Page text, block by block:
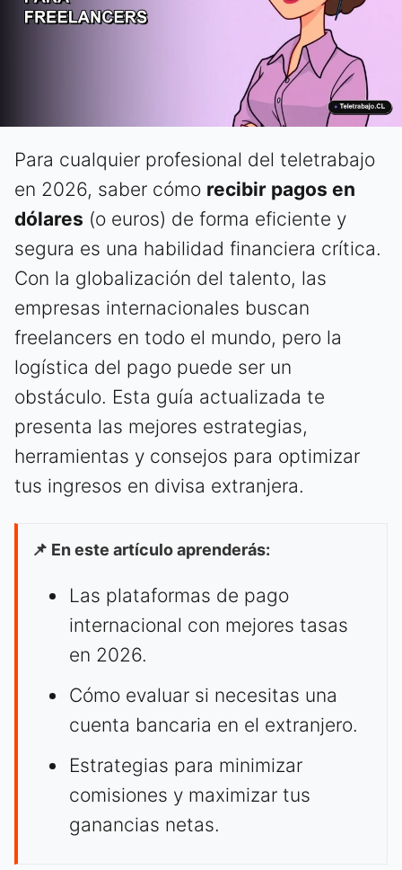
Para cualquier profesional del teletrabajo
en 2026, saber cómo recibir pagos en
dólares (o euros) de forma eficiente y
segura es una habilidad financiera crítica.
Con la globalización del talento, las
empresas internacionales buscan
freelancers en todo el mundo, pero la
logística del pago puede ser un
obstáculo. Esta guía actualizada te
presenta las mejores estrategias,
herramientas y consejos para optimizar
tus ingresos en divisa extranjera.
📌 En este artículo aprenderás:
Las plataformas de pago
internacional con mejores tasas
en 2026.
Cómo evaluar si necesitas una
cuenta bancaria en el extranjero.
Estrategias para minimizar
comisiones y maximizar tus
ganancias netas.